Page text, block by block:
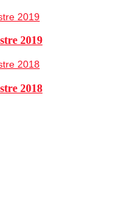
2019
2018